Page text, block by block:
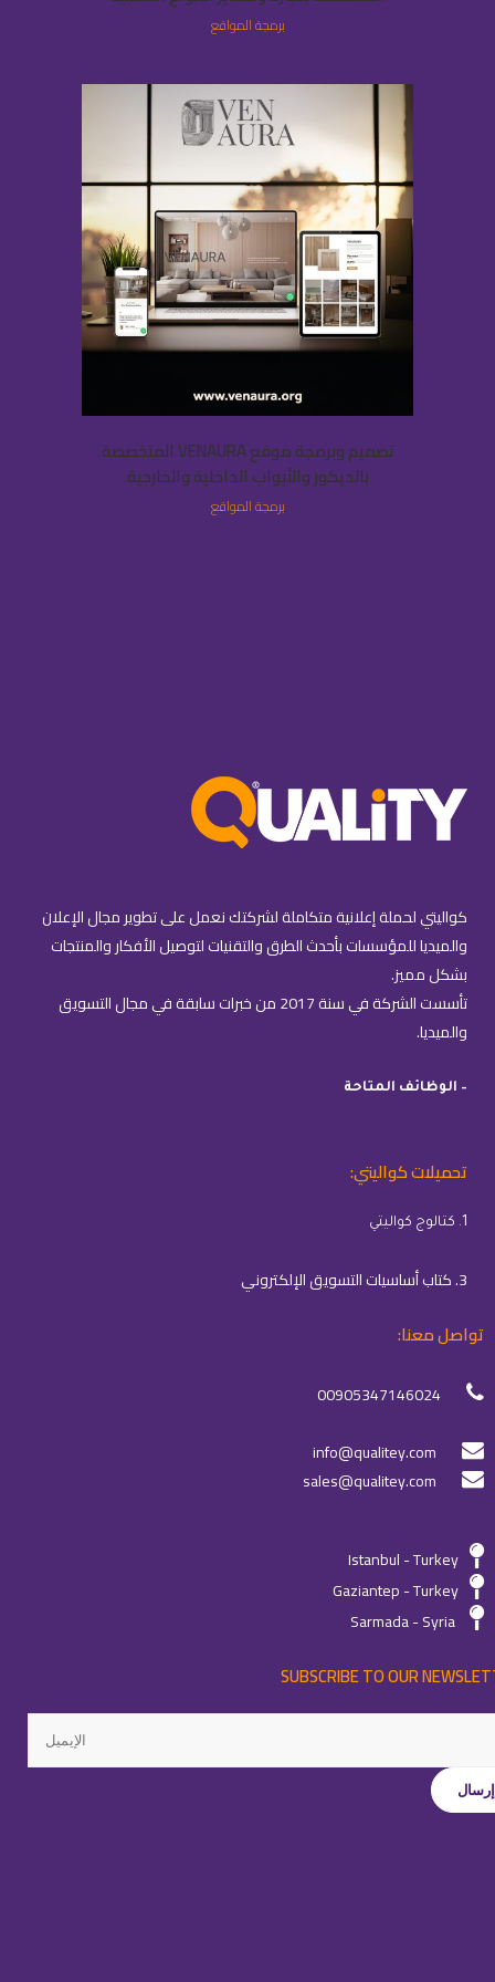
برمجة المواقع
تصميم وبرمجة موقع VENAURA المتخصصة
بالديكور والأبواب الداخلية والخارجية
برمجة المواقع
كواليتي لحملة إعلانية متكاملة لشركتك نعمل على تطوير مجال الإعلان
والميديا للمؤسسات بأحدث الطرق والتقنيات لتوصيل الأفكار والمنتجات
بشكل مميز.
تأسست الشركة في سنة 2017 من خبرات سابقة في مجال التسويق
والميديا.
– الوظائف المتاحة
تحميلات كواليتي:
1. كتالوج كواليتي
3. كتاب أساسيات التسويق الإلكتروني
تواصل معنا:
00905347146024
info@qualitey.com
sales@qualitey.com
Istanbul - Turkey
Gaziantep - Turkey
Sarmada - Syria
SUBSCRIBE TO OUR